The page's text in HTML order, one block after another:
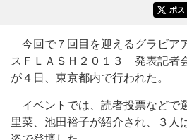
ポス
今回で７回目を迎えるグラビア
スＦＬＡＳＨ２０１３ 発表記者
が４日、東京都内で行われた。
イベントでは、読者投票などで
里菜、池田裕子が紹介され、３人